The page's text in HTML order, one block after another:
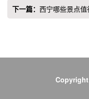
下一篇： 西宁哪些景点
Copyright